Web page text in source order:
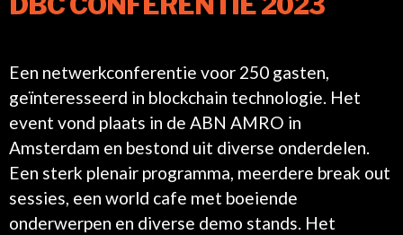
Een netwerkconferentie voor 250 gasten,
geïnteresseerd in blockchain technologie. Het
event vond plaats in de ABN AMRO in
Amsterdam en bestond uit diverse onderdelen.
Een sterk plenair programma, meerdere break out
sessies, een world cafe met boeiende
onderwerpen en diverse demo stands. Het